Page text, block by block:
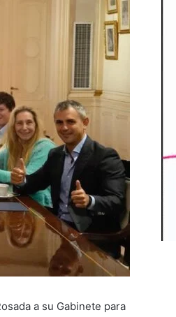
a su Gabinete para